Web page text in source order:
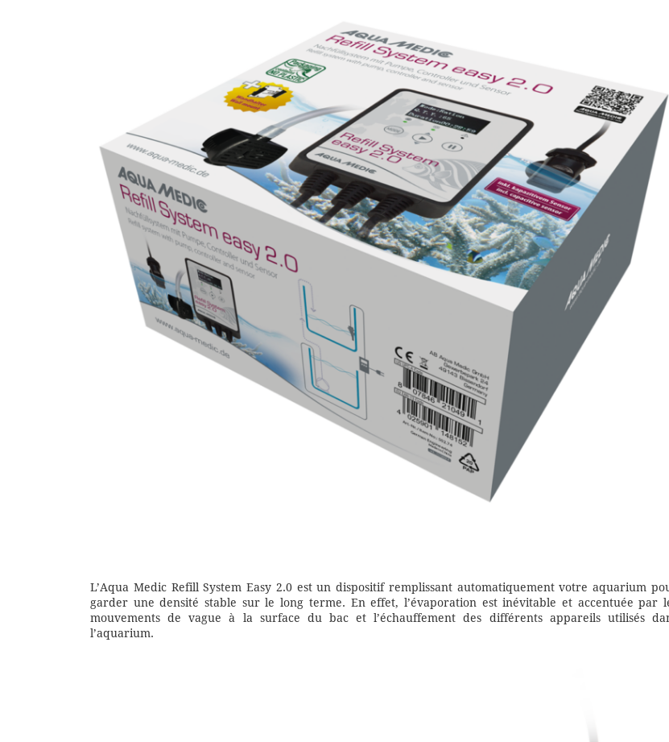
L’Aqua Medic Refill System Easy 2.0 est un dispositif remplissant automatiquement votre aquarium
garder une densité stable sur le long terme. En effet, l’évaporation est inévitable et accentuée par
mouvements de vague à la surface du bac et l’échauffement des différents appareils utilisés
l’aquarium.